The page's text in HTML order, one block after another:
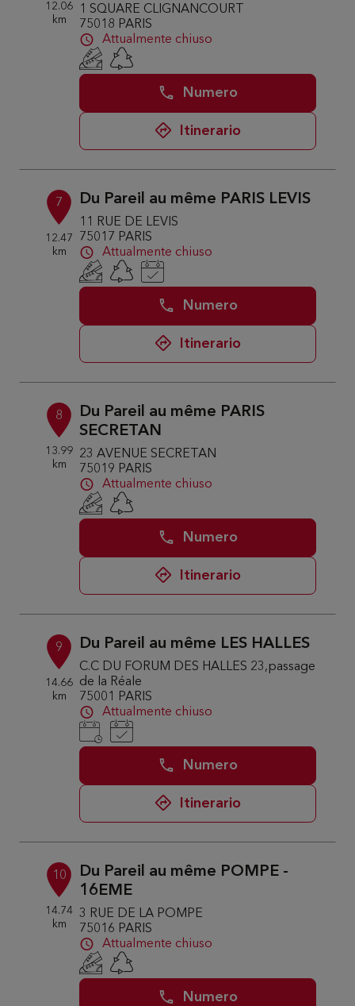
12.06
km
1 SQUARE CLIGNANCOURT
75018 PARIS
Attualmente chiuso
Numero
Itinerario
7
12.47
km
Du Pareil au même PARIS LEVIS
11 RUE DE LEVIS
75017 PARIS
Attualmente chiuso
Numero
Itinerario
8
13.99
km
Du Pareil au même PARIS
SECRETAN
23 AVENUE SECRETAN
75019 PARIS
Attualmente chiuso
Numero
Itinerario
9
14.66
km
Du Pareil au même LES HALLES
C.C DU FORUM DES HALLES 23,passage
de la Réale
75001 PARIS
Attualmente chiuso
Numero
Itinerario
10
14.74
km
Du Pareil au même POMPE -
16EME
3 RUE DE LA POMPE
75016 PARIS
Attualmente chiuso
Numero